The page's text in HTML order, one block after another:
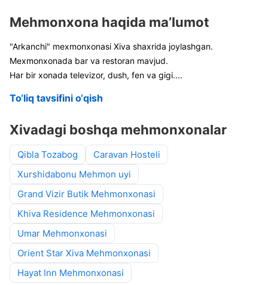
Mehmonxona haqida ma’lumot
"Arkanchi" mexmonxonasi Xiva shaxrida joylashgan.
Mexmonxonada bar va restoran mavjud.
Har bir xonada televizor, dush, fen va gigi....
To‘liq tavsifini o‘qish
Хivadagi boshqa mehmonxonalar
Qibla Tozabog
Caravan Hosteli
Xurshidabonu Mehmon uyi
Grand Vizir Butik Mehmonxonasi
Khiva Residence Mehmonxonasi
Umar Mehmonxonasi
Orient Star Xiva Mehmonxonasi
Hayat Inn Mehmonxonasi